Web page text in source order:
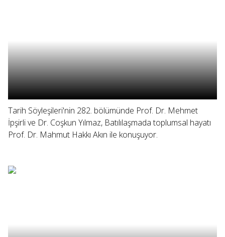
Tarih Söyleşileri'nin 282. bölümünde Prof. Dr. Mehmet
İpşirli ve Dr. Coşkun Yılmaz, Batılılaşmada toplumsal hayatı
Prof. Dr. Mahmut Hakkı Akın ile konuşuyor.